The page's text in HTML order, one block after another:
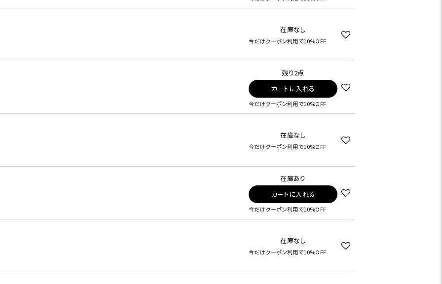
在庫なし
今だけクーポン利用で10%OFF
残り2点
カートに入れる
今だけクーポン利用で10%OFF
在庫なし
今だけクーポン利用で10%OFF
在庫あり
カートに入れる
今だけクーポン利用で10%OFF
在庫なし
今だけクーポン利用で10%OFF